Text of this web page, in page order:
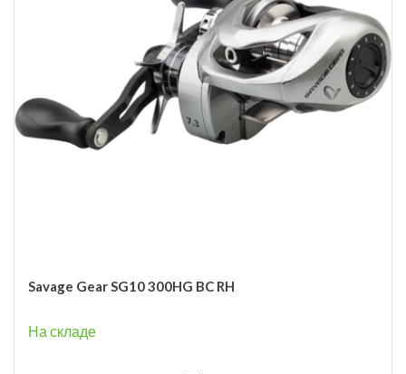
Savage Gear SG10 300HG BC RH
На складе